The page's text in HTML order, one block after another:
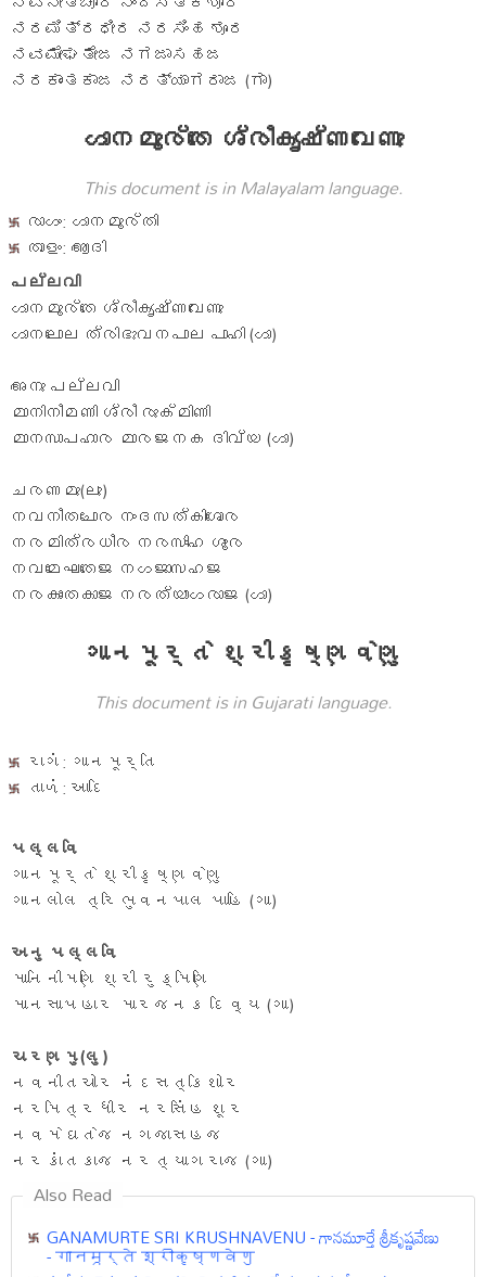
ನರಮಿತ್ರಧೀರ ನರಸಿಂಹ ಶೂರ
ನವಮೇಘತೇಜ ನಗಜಾಸಹಜ
ನರಕಾಂತಕಾಜ ನರತ್ಯಾಗರಾಜ (ಗಾ)
ഗാനമൂര്തേ ശ്രീകൃഷ്ണവേണു
This document is in Malayalam language.
രാഗം: ഗാനമൂര്തി
താളം: ആദി
പല്ലവി
ഗാനമൂര്തേ ശ്രീകൃഷ്ണവേണു
ഗാനലോല ത്രിഭുവനപാല പാഹി (ഗാ)
അനു പല്ലവി
മാനിനീമണി ശ്രീ രുക്മിണി
മാനസാപഹാര മാരജനക ദിവ്യ (ഗാ)
ചരണമു(ലു)
നവനീതചോര നംദസത്കിശോര
നരമിത്രധീര നരസിംഹ ശൂര
നവമേഘതേജ നഗജാസഹജ
നരകാംതകാജ നരത്യാഗരാജ (ഗാ)
ગાનમૂર્તે શ્રીકૃષ્ણવેણુ
This document is in Gujarati language.
રાગં: ગાનમૂર્તિ
તાળં: આદિ
પલ્લવિ
ગાનમૂર્તે શ્રીકૃષ્ણવેણુ
ગાનલોલ ત્રિભુવનપાલ પાહિ (ગા)
અનુ પલ્લવિ
માનિનીમણિ શ્રી રુક્મિણિ
માનસાપહાર મારજનક દિવ્ય (ગા)
ચરણમુ(લુ)
નવનીતચોર નંદસત્કિશોર
નરમિત્રધીર નરસિંહ શૂર
નવમેઘતેજ નગજાસહજ
નરકાંતકાજ નરત્યાગરાજ (ગા)
Also Read
GANAMURTE SRI KRUSHNAVENU - గానమూర్తే శ్రీకృష్ణవేణు
- गानमूर्ते श्रीकृष्णवेणु